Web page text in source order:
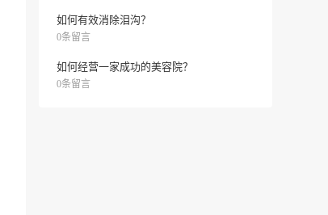
如何有效消除泪沟？
0条留言
如何经营一家成功的美容院？
0条留言